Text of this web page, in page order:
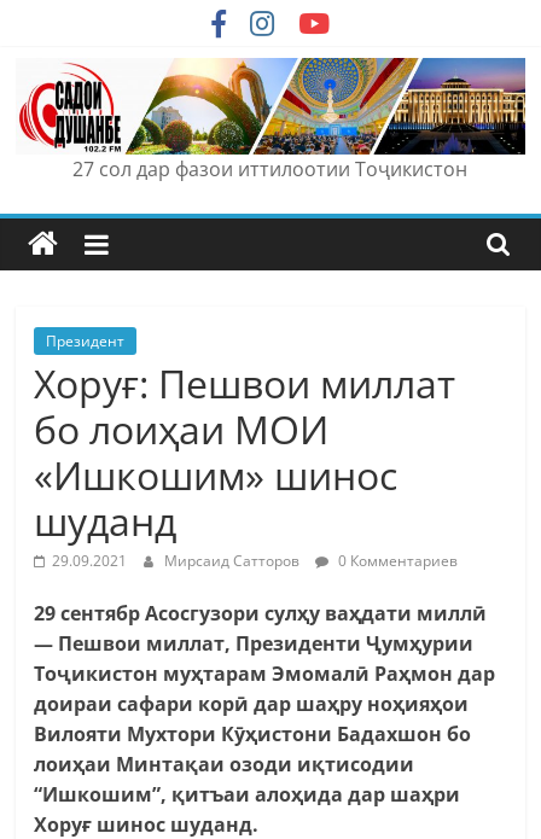
content
27 сол дар фазои иттилоотии Тоҷикистон
Президент
Хоруғ: Пешвои миллат
бо лоиҳаи МОИ
«Ишкошим» шинос
шуданд
29.09.2021 Мирсаид Сатторов 0 Комментариев
29 сентябр Асосгузори сулҳу ваҳдати миллӣ
— Пешвои миллат, Президенти Ҷумҳурии
Тоҷикистон муҳтарам Эмомалӣ Раҳмон дар
доираи сафари корӣ дар шаҳру ноҳияҳои
Вилояти Мухтори Кӯҳистони Бадахшон бо
лоиҳаи Минтақаи озоди иқтисодии
“Ишкошим”, қитъаи алоҳида дар шаҳри
Хоруғ шинос шуданд.